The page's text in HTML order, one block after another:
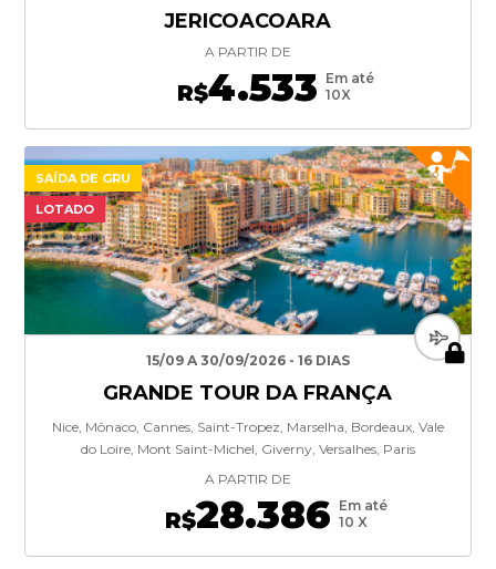
JERICOACOARA
A PARTIR DE
R$4.533 Em até
10X
LOTADO
SAÍDA DE GRU
15/09 A 30/09/2026 - 16 DIAS
GRANDE TOUR DA FRANÇA
Nice, Mônaco, Cannes, Saint-Tropez, Marselha, Bordeaux, Vale
do Loire, Mont Saint-Michel, Giverny, Versalhes, Paris
A PARTIR DE
R$28.386 Em até
10 X